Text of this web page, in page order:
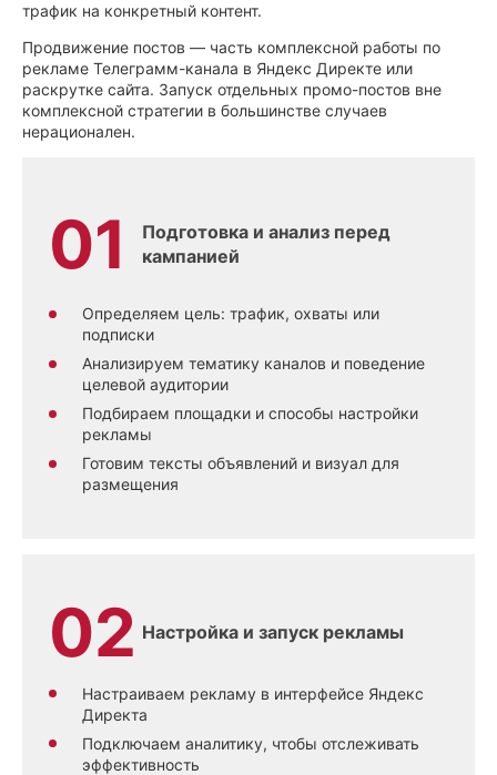
трафик на конкретный контент.
Продвижение постов — часть комплексной работы по
рекламе Телеграмм-канала в Яндекс Директе или
раскрутке сайта. Запуск отдельных промо-постов вне
комплексной стратегии в большинстве случаев
нерационален.
Подготовка и анализ перед
кампанией
Определяем цель: трафик, охваты или
подписки
Анализируем тематику каналов и поведение
целевой аудитории
Подбираем площадки и способы настройки
рекламы
Готовим тексты объявлений и визуал для
размещения
Настройка и запуск рекламы
Настраиваем рекламу в интерфейсе Яндекс
Директа
Подключаем аналитику, чтобы отслеживать
эффективность